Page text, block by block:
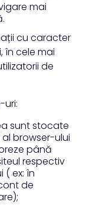
mai
cu caracter
în cele mai
de
uri:
sunt stocate
browser-ului
până
respectiv
( ex: în
de